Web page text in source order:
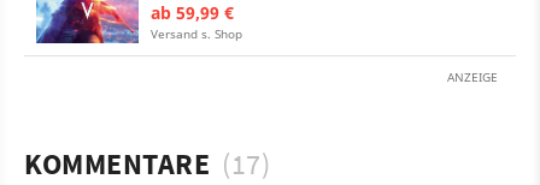
ab 59,99 €
Versand s. Shop
ANZEIGE
KOMMENTARE (17)